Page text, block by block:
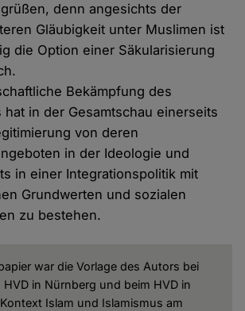
denn angesichts der
Gläubigkeit unter Muslimen ist
die Option einer Säkularisierung
Bekämpfung des
hat in der Gesamtschau einerseits
von deren
in der Ideologie und
in einer Integrationspolitik mit
Grundwerten und sozialen
zu bestehen.
war die Vorlage des Autors bei
in Nürnberg und beim HVD in
Islam und Islamismus am